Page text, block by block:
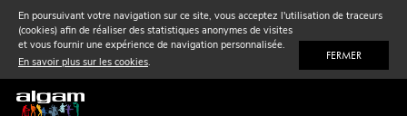
En poursuivant votre navigation sur ce site, vous acceptez l'utilisation de traceurs
(cookies) afin de réaliser des statistiques anonymes de visites
et vous fournir une expérience de navigation personnalisée.
En savoir plus sur les cookies. FERMER
Vent& Violon
Accessoires